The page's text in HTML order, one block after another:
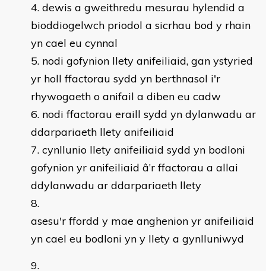
dewis a gweithredu mesurau hylendid a
bioddiogelwch priodol a sicrhau bod y rhain
yn cael eu cynnal
nodi gofynion llety anifeiliaid, gan ystyried
yr holl ffactorau sydd yn berthnasol i'r
rhywogaeth o anifail a diben eu cadw
nodi ffactorau eraill sydd yn dylanwadu ar
ddarpariaeth llety anifeiliaid
cynllunio llety anifeiliaid sydd yn bodloni
gofynion yr anifeiliaid â’r ffactorau a allai
ddylanwadu ar ddarpariaeth llety
asesu'r ffordd y mae anghenion yr anifeiliaid
yn cael eu bodloni yn y llety a gynlluniwyd